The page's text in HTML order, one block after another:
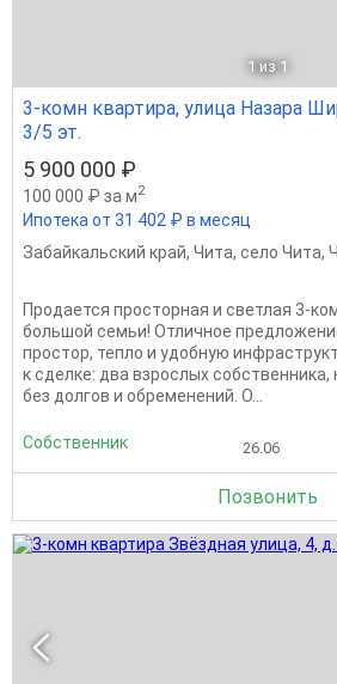
1 из 1
3-комн квартира, улица Назара
3/5 эт.
5 900 000 ₽
100 000 ₽ за м2
Ипотека от 31 402 ₽ в месяц
Забайкальский край, Чита, село Чита,
Продается просторная и светлая 3-
большой семьи! Отличное
простор, тепло и удобную
к сделке: два взрослых собственника,
без долгов и обременений. О...
Собственник 26.06
Позвонить